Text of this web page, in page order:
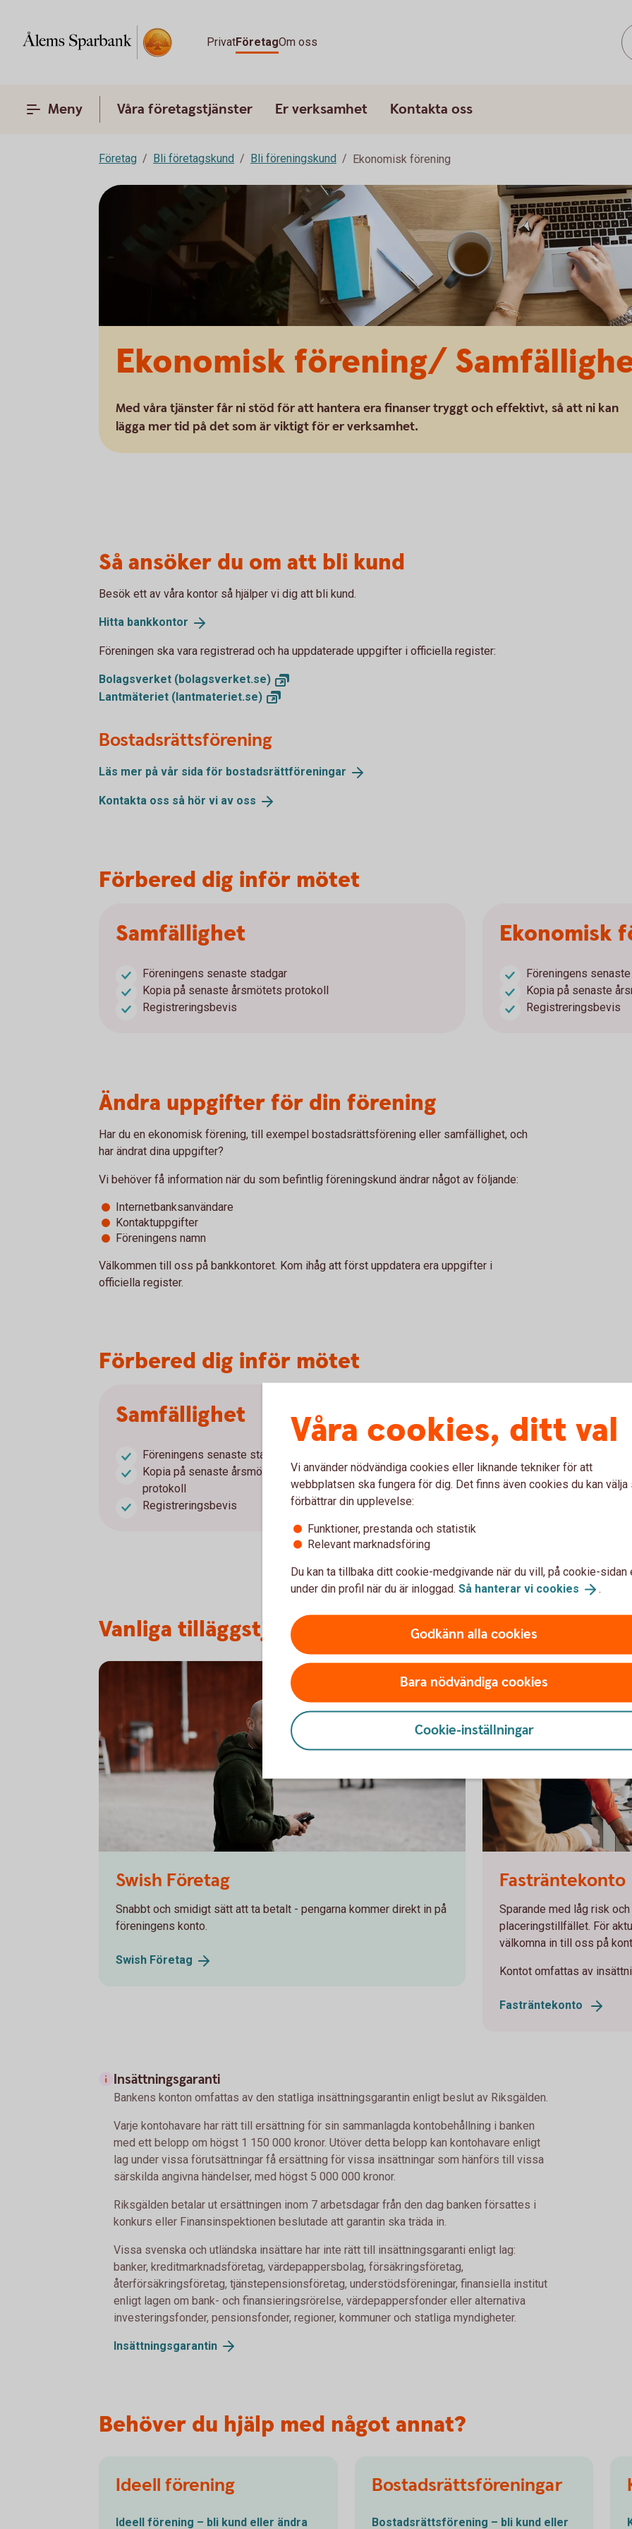
PrivatFöretagOm oss
Meny Våra företagstjänster Er verksamhet Kontakta oss
Företag Bli företagskund Bli föreningskund Ekonomisk förening
Ekonomisk förening/
Med våra tjänster får ni stöd för att hantera era finanser tryggt och effektivt, så att ni kan
lägga mer tid på det som är viktigt för er verksamhet.
Så ansöker du om att bli kund
Besök ett av våra kontor så hjälper vi dig att bli kund.
Hitta bankkontor
Föreningen ska vara registrerad och ha uppdaterade uppgifter i officiella register:
Bolagsverket (bolagsverket.se)
Lantmäteriet (lantmateriet.se)
Bostadsrättsförening
Läs mer på vår sida för bostadsrättföreningar
Kontakta oss så hör vi av oss
Förbered dig inför mötet
Samfällighet
Föreningens senaste stadgar
Kopia på senaste årsmötets protokoll
Registreringsbevis
Ekonomisk
Föreningens
Kopia på senaste
Registreringsbevis
Ändra uppgifter för din förening
Har du en ekonomisk förening, till exempel bostadsrättsförening eller samfällighet, och
har ändrat dina uppgifter?
Vi behöver få information när du som befintlig föreningskund ändrar något av följande:
Internetbanksanvändare
Kontaktuppgifter
Föreningens namn
Välkommen till oss på bankkontoret. Kom ihåg att först uppdatera era uppgifter i
officiella register.
Förbered dig inför mötet
Samfällighet
Föreningens senaste stadgar
Kopia på senaste årsmötets
protokoll
Registreringsbevis
Ekonomisk
förening
Föreningens senaste stadgar
Kopia på senaste årsmötets
Registreringsbevis
Vanliga tilläggstjänster
Swish Företag
Snabbt och smidigt sätt att ta betalt - pengarna kommer direkt in på
föreningens konto.
Swish Företag
Fasträntekonto
Sparande med låg risk
placeringstillfället. För
välkomna in till oss på
Kontot omfattas av
Fasträntekonto
Insättningsgaranti
Bankens konton omfattas av den statliga insättningsgarantin enligt beslut av Riksgälden.
Varje kontohavare har rätt till ersättning för sin sammanlagda kontobehållning i banken
med ett belopp om högst 1 150 000 kronor. Utöver detta belopp kan kontohavare enligt
lag under vissa förutsättningar få ersättning för vissa insättningar som hänförs till vissa
särskilda angivna händelser, med högst 5 000 000 kronor.
Riksgälden betalar ut ersättningen inom 7 arbetsdagar från den dag banken försattes i
konkurs eller Finansinspektionen beslutade att garantin ska träda in.
Vissa svenska och utländska insättare har inte rätt till insättningsgaranti enligt lag:
banker, kreditmarknadsföretag, värdepappersbolag, försäkringsföretag,
återförsäkringsföretag, tjänstepensionsföretag, understödsföreningar, finansiella institut
enligt lagen om bank- och finansieringsrörelse, värdepappersfonder eller alternativa
investeringsfonder, pensionsfonder, regioner, kommuner och statliga myndigheter.
Insättningsgarantin
Behöver du hjälp med något annat?
Ideell förening
Ideell förening – bli kund eller ändra
Bostadsrättsföreningar
Bostadsrättsförening – bli kund eller
Våra cookies, ditt val
Vi använder nödvändiga cookies eller liknande tekniker för att
webbplatsen ska fungera för dig. Det finns även cookies du kan välja
förbättrar din upplevelse:
Funktioner, prestanda och statistik
Relevant marknadsföring
Du kan ta tillbaka ditt cookie-medgivande när du vill, på cookie-sidan
under din profil när du är inloggad. Så hanterar vi cookies .
Godkänn alla cookies
Bara nödvändiga cookies
Cookie-inställningar